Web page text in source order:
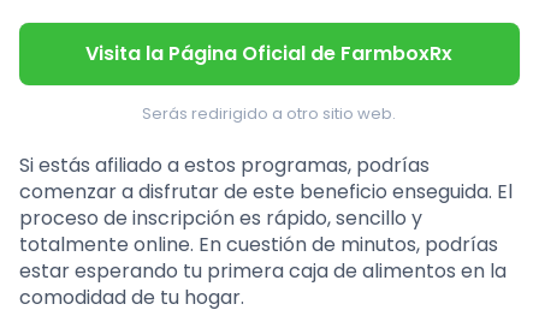
Visita la Página Oficial de FarmboxRx
Serás redirigido a otro sitio web.
Si estás afiliado a estos programas, podrías
comenzar a disfrutar de este beneficio enseguida. El
proceso de inscripción es rápido, sencillo y
totalmente online. En cuestión de minutos, podrías
estar esperando tu primera caja de alimentos en la
comodidad de tu hogar.